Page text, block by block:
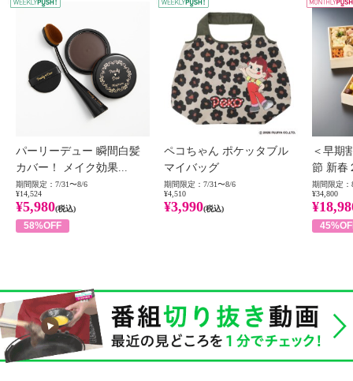
パーリーデュー 瞬間白髪
カバー！ メイク効果...
期間限定：7/31〜8/6
¥14,524
¥5,980(税込)
58%OFF
ペコちゃん ポケッタブル
マイバッグ
期間限定：7/31〜8/6
¥4,510
¥3,990(税込)
＜早期
節 新春
期間限定：
¥34,800